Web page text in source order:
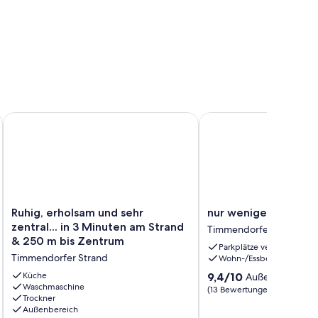
Schwimmbad
Ruhig,
erholsam
und
sehr
zentral...
in
3
Minuten
am
Ruhig, erholsam und sehr
zentral... in 3 Minuten am Strand
& 250 m bis Zentrum
Timmendorfer Strand
Küche
Waschmaschine
Trockner
Außenbereich
Ruhig, erholsam und sehr zentral... in 3 Minuten am Strand
nur
wenige
Meter
bis
zur
Ostsee
Timmendorfer
nur wenige Meter
Timmendorfer Strand
Parkplätze verfügbar
Wohn-/Essbereich
9.4
von
9,4/10
(13 Bewertungen)
nur wenige Meter bis